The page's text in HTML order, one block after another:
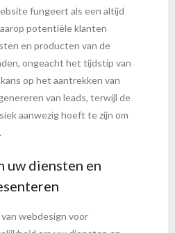
fungeert als een altijd
potentiële klanten
en producten van de
ongeacht het tijdstip van
op het aantrekken van
van leads, terwijl de
aanwezig hoeft te zijn om
uw diensten en
webdesign voor